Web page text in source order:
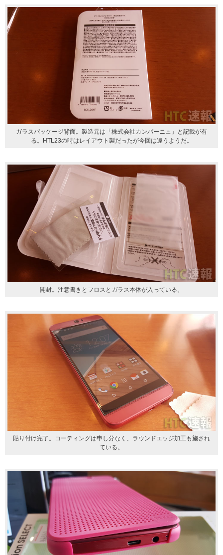
ガラスパッケージ背面。製造元は「株式会社カンパーニュ」と記載が有
る。HTL23の時はレイアウト製だったが今回は違うようだ。
開封。注意書きとフロスとガラス本体が入っている。
貼り付け完了。コーティングは申し分なく、ラウンドエッジ加工も施され
ている。